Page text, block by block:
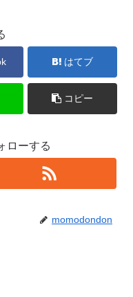
はてブ
コピー
ローする
momodondon